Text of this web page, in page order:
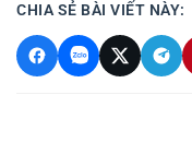
CHIA SẺ BÀI VIẾT NÀY: